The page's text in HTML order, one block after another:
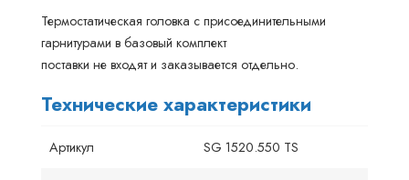
Термостатическая головка с присоединительными
гарнитурами в базовый комплект
поставки не входят и заказывается отдельно.
Технические характеристики
Артикул SG 1520.550 TS